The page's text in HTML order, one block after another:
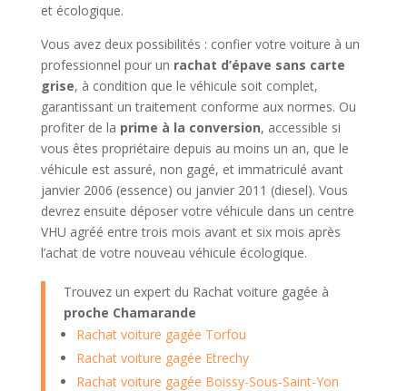
et écologique.
Vous avez deux possibilités : confier votre voiture à un
professionnel pour un rachat d’épave sans carte
grise, à condition que le véhicule soit complet,
garantissant un traitement conforme aux normes. Ou
profiter de la prime à la conversion, accessible si
vous êtes propriétaire depuis au moins un an, que le
véhicule est assuré, non gagé, et immatriculé avant
janvier 2006 (essence) ou janvier 2011 (diesel). Vous
devrez ensuite déposer votre véhicule dans un centre
VHU agréé entre trois mois avant et six mois après
l’achat de votre nouveau véhicule écologique.
Trouvez un expert du Rachat voiture gagée à
proche Chamarande
Rachat voiture gagée Torfou
Rachat voiture gagée Etrechy
Rachat voiture gagée Boissy-Sous-Saint-Yon